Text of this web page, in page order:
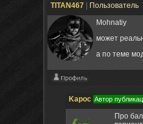
TITAN467 Пользователь
Mohnatiy
может
а по теме
Kapoc Автор
Про